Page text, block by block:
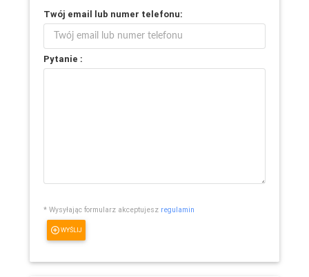
Twój email lub numer telefonu:
Pytanie :
* Wysyłając formularz akceptujesz regulamin
WYŚLIJ